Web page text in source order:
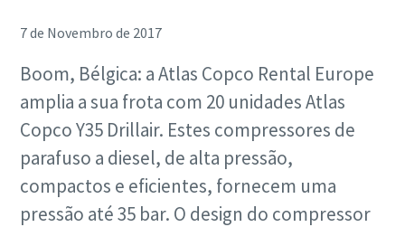
7 de Novembro de 2017
Boom, Bélgica: a Atlas Copco Rental Europe
amplia a sua frota com 20 unidades Atlas
Copco Y35 Drillair. Estes compressores de
parafuso a diesel, de alta pressão,
compactos e eficientes, fornecem uma
pressão até 35 bar. O design do compressor